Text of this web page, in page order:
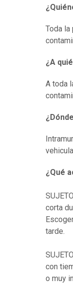
Toda
¿A
A toda
¿Qué
corta
tarde.
con
o muy